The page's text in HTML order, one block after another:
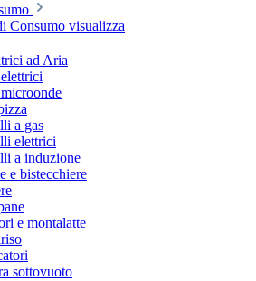
Consumo visualizza
ad Aria
a gas
elettrici
a induzione
e bistecchiere
e montalatte
sottovuoto